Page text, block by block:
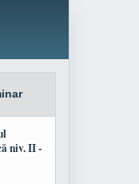
niv. II -